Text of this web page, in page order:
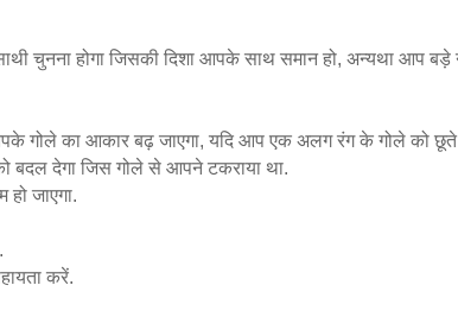
चुनना होगा जिसकी दिशा आपके साथ समान हो, अन्यथा आप बड़े
गोले का आकार बढ़ जाएगा, यदि आप एक अलग रंग के गोले को
बदल देगा जिस गोले से आपने टकराया था.
जाएगा.
करें.